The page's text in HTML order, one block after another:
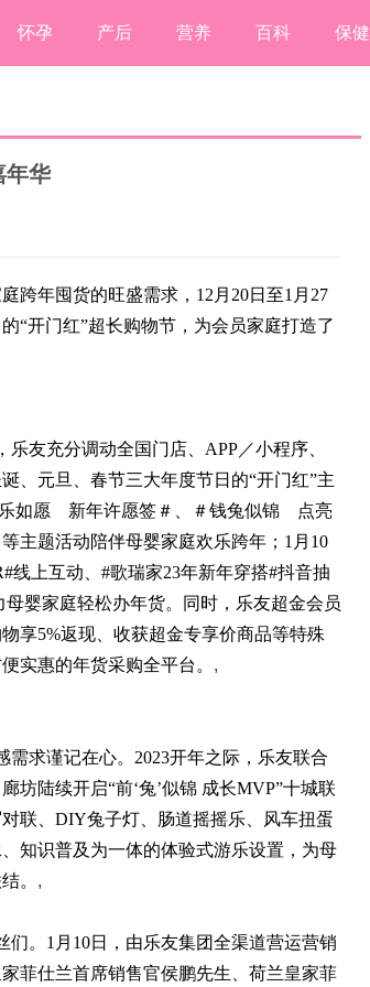
怀孕 产后 营养 百科 保健
年华
跨年囤货的旺盛需求，12月20日至1月27
“开门红”超长购物节，为会员家庭打造了
友充分调动全国门店、APP／小程序、
、元旦、春节三大年度节日的“开门红”主
乐如愿 新年许愿签＃、＃钱兔似锦 点亮
主题活动陪伴母婴家庭欢乐跨年；1月10
线上互动、#歌瑞家23年新年穿搭#抖音抽
婴家庭轻松办年货。同时，乐友超金会员
享5%返现、收获超金专享价商品等特殊
实惠的年货采购全平台。 ,
求谨记在心。2023开年之际，乐友联合
坊陆续开启“前‘兔’似锦 成长MVP”十城联
联、DIY兔子灯、肠道摇摇乐、风车扭蛋
知识普及为一体的体验式游乐设置，为母
。 ,
。1月10日，由乐友集团全渠道营运营销
菲仕兰首席销售官侯鹏先生、荷兰皇家菲